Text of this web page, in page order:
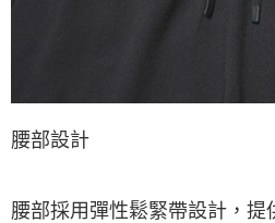
腰部設計
腰部採用彈性鬆緊帶設計，提